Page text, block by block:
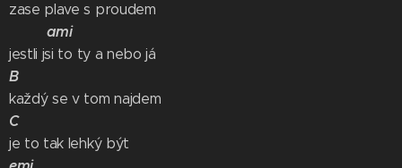
zase plave s proudem
ami
jestli jsi to ty a nebo já
B
každý se v tom najdem
C
je to tak lehký být